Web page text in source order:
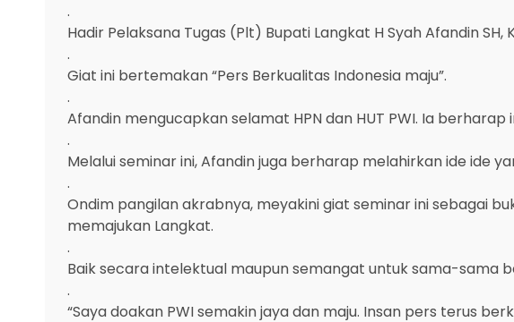
.
Hadir Pelaksana Tugas (Plt) Bupati Langkat H Syah Afandin SH,
.
Giat ini bertemakan “Pers Berkualitas Indonesia maju”.
.
Afandin mengucapkan selamat HPN dan HUT PWI. Ia
.
Melalui seminar ini, Afandin juga berharap melahirkan ide ide
.
Ondim pangilan akrabnya, meyakini giat seminar ini sebagai
memajukan Langkat.
.
Baik secara intelektual maupun semangat untuk sama-sama
.
“Saya doakan PWI semakin jaya dan maju. Insan pers terus